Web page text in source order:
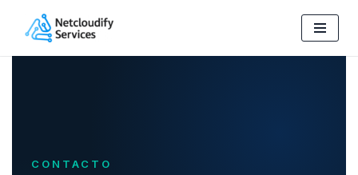
Saltar
CONTACTO